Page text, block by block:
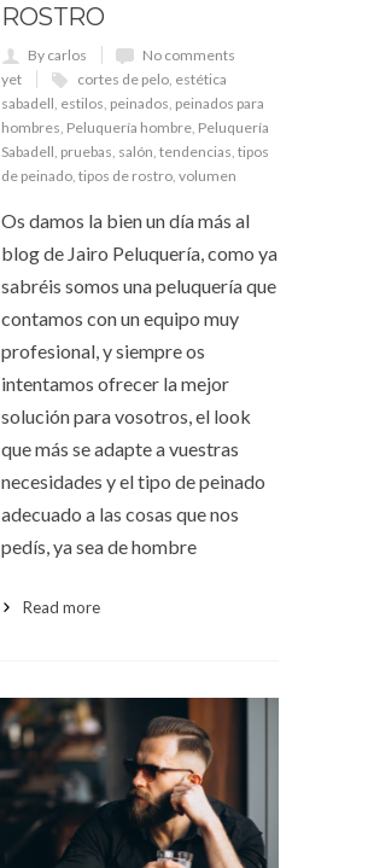
ROSTRO
By carlos
No comments
yet
cortes de pelo, estética
sabadell, estilos, peinados, peinados para
hombres, Peluquería hombre, Peluquería
Sabadell, pruebas, salón, tendencias, tipos
de peinado, tipos de rostro, volumen
Os damos la bien un día más al
blog de Jairo Peluquería, como ya
sabréis somos una peluquería que
contamos con un equipo muy
profesional, y siempre os
intentamos ofrecer la mejor
solución para vosotros, el look
que más se adapte a vuestras
necesidades y el tipo de peinado
adecuado a las cosas que nos
pedís, ya sea de hombre
Read more